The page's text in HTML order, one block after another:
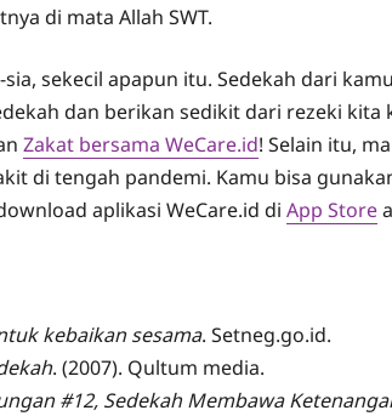
di mata Allah SWT.
sia, sekecil apapun itu. Sedekah dari
dan berikan sedikit dari rezeki
Zakat bersama WeCare.id! Selain itu,
di tengah pandemi. Kamu bisa
aplikasi WeCare.id di App Store
kebaikan sesama. Setneg.go.id.
. (2007). Qultum media.
#12, Sedekah Membawa